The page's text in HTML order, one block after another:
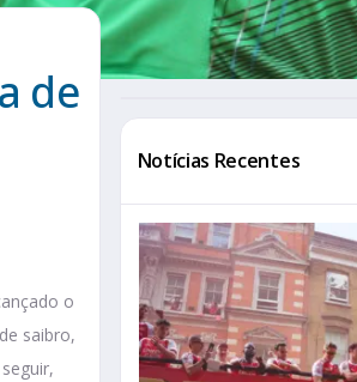
de
o
saibro,
Notícias Recentes